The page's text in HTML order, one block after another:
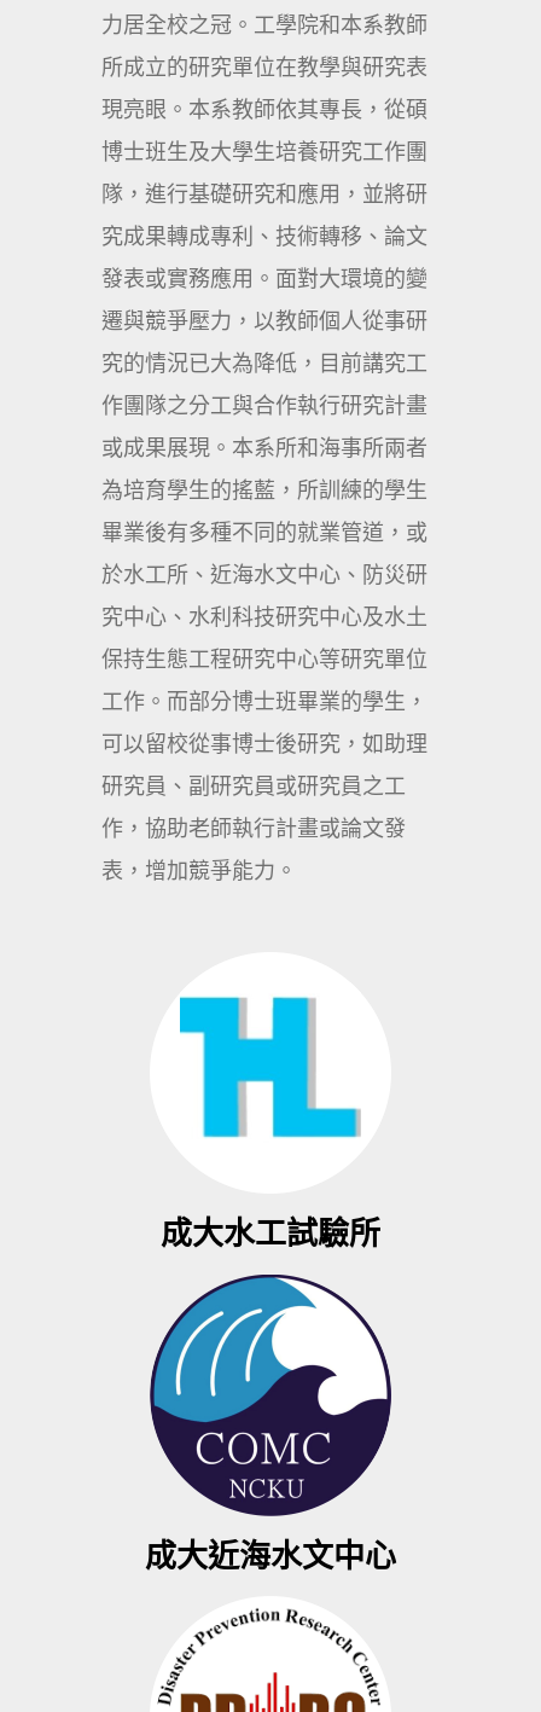
力居全校之冠。工學院和本系教師
所成立的研究單位在教學與研究表
現亮眼。本系教師依其專長，從碩
博士班生及大學生培養研究工作團
隊，進行基礎研究和應用，並將研
究成果轉成專利、技術轉移、論文
發表或實務應用。面對大環境的變
遷與競爭壓力，以教師個人從事研
究的情況已大為降低，目前講究工
作團隊之分工與合作執行研究計畫
或成果展現。本系所和海事所兩者
為培育學生的搖藍，所訓練的學生
畢業後有多種不同的就業管道，或
於水工所、近海水文中心、防災研
究中心、水利科技研究中心及水土
保持生態工程研究中心等研究單位
工作。而部分博士班畢業的學生，
可以留校從事博士後研究，如助理
研究員、副研究員或研究員之工
作，協助老師執行計畫或論文發
表，增加競爭能力。
成大水工試驗所
成大近海水文中心